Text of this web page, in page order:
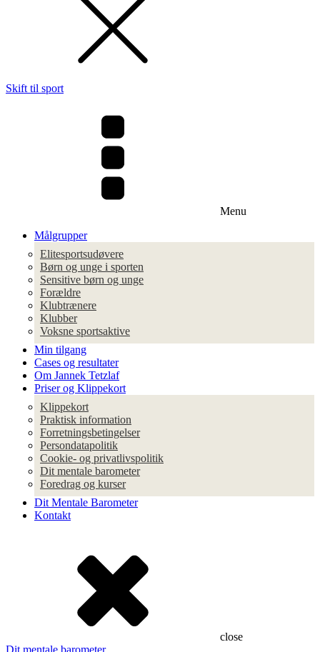
Skift til sport
Menu
Målgrupper
Elitesportsudøvere
Børn og unge i sporten
Sensitive børn og unge
Forældre
Klubtrænere
Klubber
Voksne sportsaktive
Min tilgang
Cases og resultater
Om Jannek Tetzlaf
Priser og Klippekort
Klippekort
Praktisk information
Forretningsbetingelser
Persondatapolitik
Cookie- og privatlivspolitik
Dit mentale barometer
Foredrag og kurser
Dit Mentale Barometer
Kontakt
close
Dit mentale barometer